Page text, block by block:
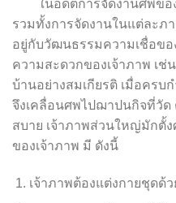
ในอดีตการจัดงานศพขอ
รวมทั้งการจัดงานในแต่ละ
อยู่กับวัฒนธรรมความเชื่อข
ความสะดวกของเจ้าภาพ เช่
บ้านอย่างสมเกียรติ เมื่อคร
จึงเคลื่อนศพไปฌาปนกิจที่วัด
สบาย เจ้าภาพส่วนใหญ่มักตั้
ของเจ้าภาพ มี ดังนี้
เจ้าภาพต้องแต่งกายชุดด้ว